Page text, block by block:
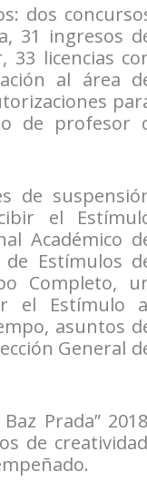
dos
31 ingresos
33 licencias
al área
de profesor
de
el
Académico
Estímulos
Completo,
el Estímulo
asuntos
General
Prada”
de